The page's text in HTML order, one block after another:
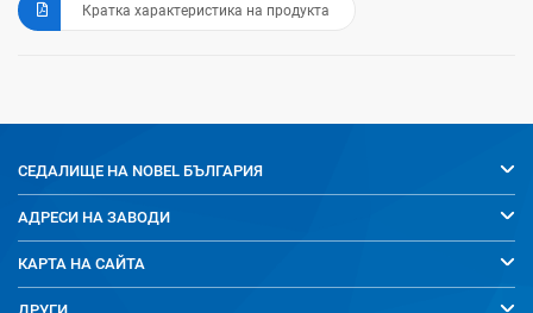
Кратка характеристика на продукта
СЕДАЛИЩЕ НА NOBEL БЪЛГАРИЯ
АДРЕСИ НА ЗАВОДИ
КАРТА НА САЙТА